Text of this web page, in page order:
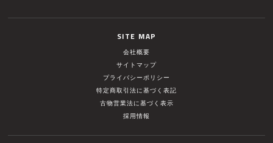
SITE MAP
会社概要
サイトマップ
プライバシーポリシー
特定商取引法に基づく表記
古物営業法に基づく表示
採用情報